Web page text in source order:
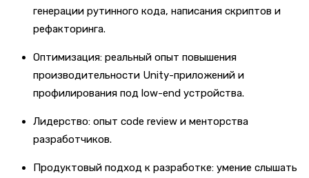
генерации рутинного кода, написания скриптов и
рефакторинга.
Оптимизация: реальный опыт повышения
производительности Unity-приложений и
профилирования под low-end устройства.
Лидерство: опыт code review и менторства
разработчиков.
Продуктовый подход к разработке: умение слышать